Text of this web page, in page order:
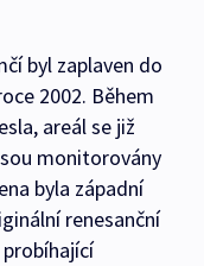
byl zaplaven do
2002. Během
areál se již
monitorovány
byla západní
renesanční